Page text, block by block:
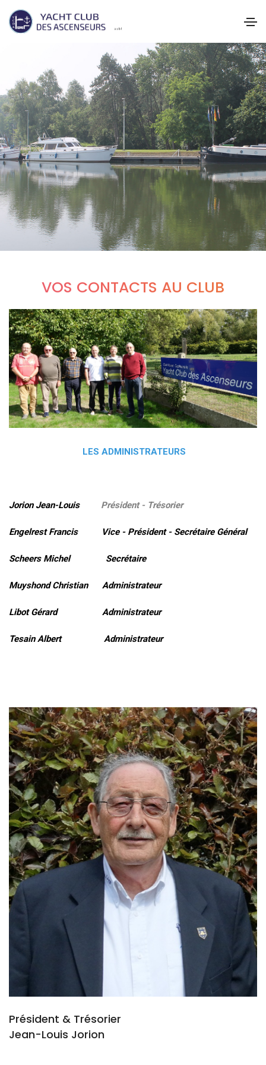
VOS CONTACTS AU CLUB
LES ADMINISTRATEURS
Jorion Jean-Louis Président - Trésorier
Engelrest Francis Vice - Président - Secrétaire Général
Scheers Michel Secrétaire
Muyshond Christian Administrateur
Libot Gérard Administrateur
Tesain Albert Administrateur
Président & Trésorier
Jean-Louis Jorion